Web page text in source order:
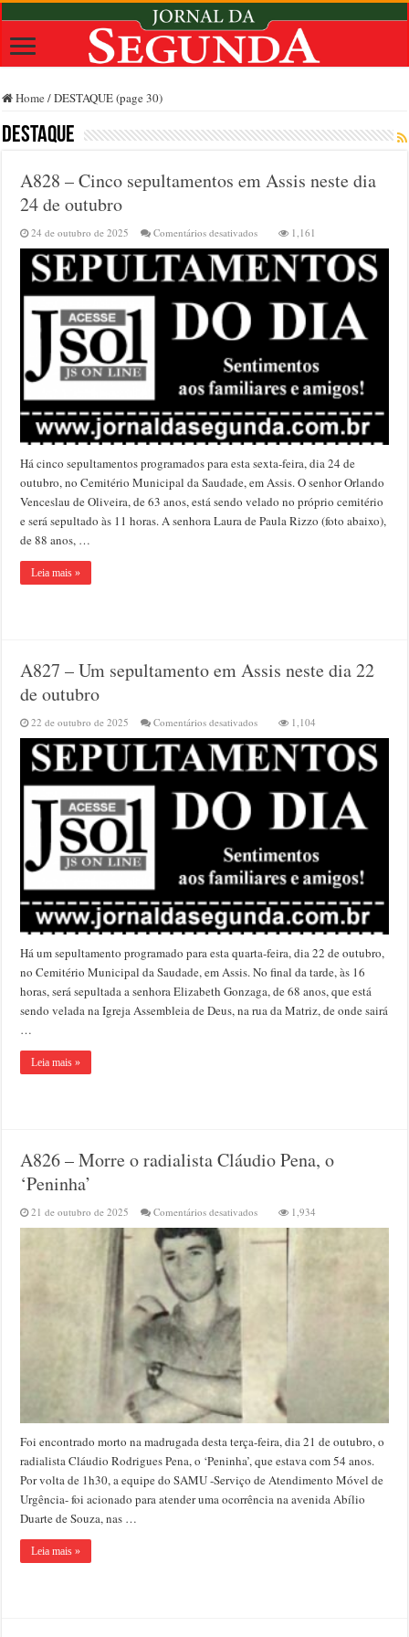
Home /DESTAQUE (page 30)
DESTAQUE
A828 – Cinco sepultamentos em Assis neste dia
24 de outubro
24 de outubro de 2025 Comentários desativadosem
A828
–
Cinco
sepultamentos
em
dia
24
de
outubro
1,161
Há cinco sepultamentos programados para esta sexta-feira, dia 24 de
outubro, no Cemitério Municipal da Saudade, em Assis. O senhor Orlando
Venceslau de Oliveira, de 63 anos, está sendo velado no próprio cemitério
e será sepultado às 11 horas. A senhora Laura de Paula Rizzo (foto abaixo),
de 88 anos, …
Leia mais »
A827 – Um sepultamento em Assis neste dia 22
de outubro
22 de outubro de 2025 Comentários desativadosem
–
Um
sepultamento
em
dia
22
de
outubro
1,104
Há um sepultamento programado para esta quarta-feira, dia 22 de outubro,
no Cemitério Municipal da Saudade, em Assis. No final da tarde, às 16
horas, será sepultada a senhora Elizabeth Gonzaga, de 68 anos, que está
sendo velada na Igreja Assembleia de Deus, na rua da Matriz, de onde sairá
…
Leia mais »
A826 – Morre o radialista Cláudio Pena, o
‘Peninha’
21 de outubro de 2025 Comentários desativadosem
–
1,934
Foi encontrado morto na madrugada desta terça-feira, dia 21 de outubro, o
radialista Cláudio Rodrigues Pena, o ‘Peninha’, que estava com 54 anos.
Por volta de 1h30, a equipe do SAMU -Serviço de Atendimento Móvel de
Urgência- foi acionado para atender uma ocorrência na avenida Abílio
Duarte de Souza, nas …
Leia mais »